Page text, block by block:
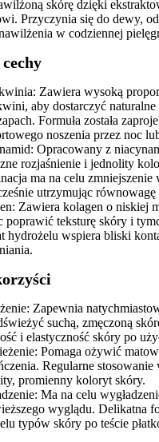
skórę dzięki
Przyczynia się do dewy,
w codziennej
Zawiera wysoką
aby dostarczyć
Formuła została
noszenia przez noc
Opracowany z
rozjaśnienie i jednolity
ma na celu
utrzymując równowagę
Zawiera kolagen o niskiej
poprawić teksturę skóry i
hydrożelu wspiera bliski
Zapewnia
suchą, zmęczoną
i elastyczność skóry po
Pomaga ożywić
Regularne stosowanie
promienny koloryt skóry.
Ma na celu
wyglądu. Delikatna
typów skóry po teście